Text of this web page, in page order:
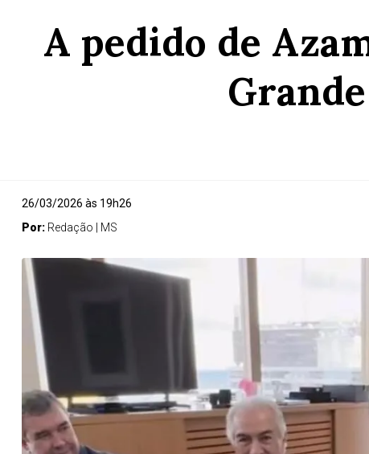
A pedido de
26/03/2026 às 19h26
Por: Redação | MS